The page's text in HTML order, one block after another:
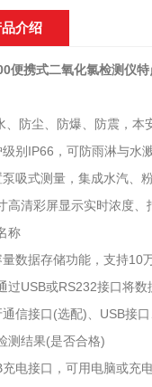
介绍
便携式二氧化氯检测仪特
、防尘、防爆、防震，本
级别IP66，可防雨淋与水
泵吸式测量，集成水汽、
高清彩屏显示实时浓度
称
量数据存储功能，支持10
过USB或RS232接口将数
通信接口(选配)、USB接
测结果(是否合格)
充电接口，可用电脑或充